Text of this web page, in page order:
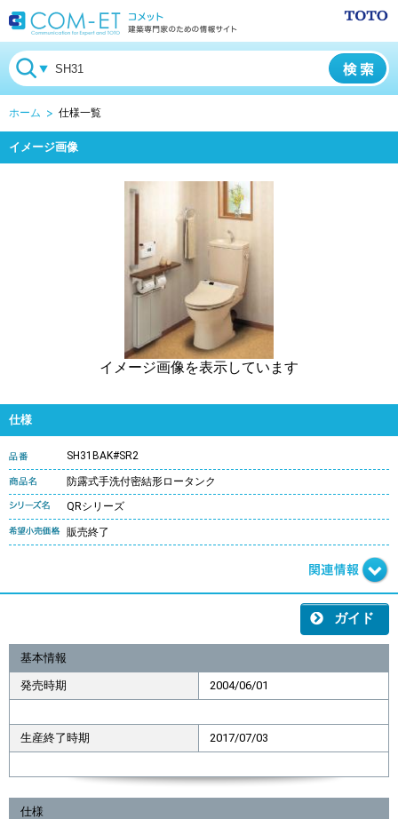
ホーム 仕様一覧
イメージ画像
イメージ画像を表示しています
仕様
SH31BAK#SR2
防露式手洗付密結形ロータンク
QRシリーズ
販売終了
ガイド
基本情報
発売時期 2004/06/01
生産終了時期 2017/07/03
仕様